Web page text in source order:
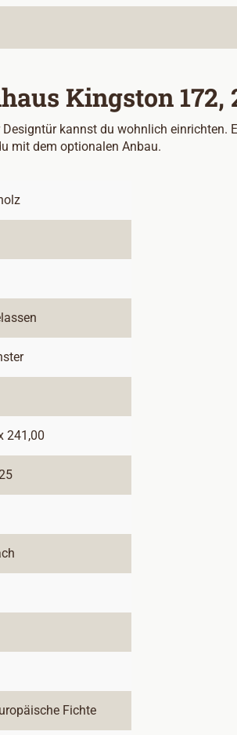
Kingston 172,
kannst du wohnlich
mit dem optionalen Anbau.
241,00
Fichte